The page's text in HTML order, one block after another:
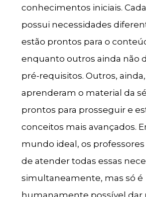
conhecimentos iniciais.
possui necessidades
estão prontos para o
enquanto outros ainda não
pré-requisitos. Outros, ainda,
aprenderam o material da
prontos para prosseguir e
conceitos mais avançados.
mundo ideal, os
de atender todas essas
simultaneamente, mas só é
humanamente possível dar